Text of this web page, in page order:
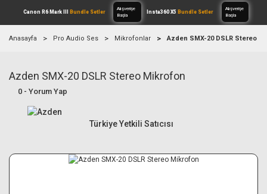
Canon R6 Mark IIIBundle Setler
Anasayfa Pro Audio Ses Mikrofonlar Azden SMX-20 DSLR Stereo
Azden SMX-20 DSLR Stereo Mikrofon
0 - Yorum Yap
Türkiye Yetkili Satıcısı